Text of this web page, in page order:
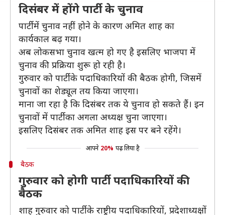
दिसंबर में होंगे पार्टी के चुनाव
पार्टी में चुनाव नहीं होने के कारण अमित शाह का
कार्यकाल बढ़ गया।
अब लोकसभा चुनाव खत्म हो गए है इसलिए भाजपा में
चुनाव की प्रक्रिया शुरू हो रही है।
गुरुवार को पार्टी के पदाधिकारियों की बैठक होगी, जिसमें
चुनावों का शेड्यूल तय किया जाएगा।
माना जा रहा है कि दिसंबर तक ये चुनाव हो सकते हैं। इन
चुनावों में पार्टी का अगला अध्यक्ष चुना जाएगा।
इसलिए दिसंबर तक अमित शाह इस पर बने रहेंगे।
आपने 20% पढ़ लिया है
बैठक
गुरुवार को होगी पार्टी पदाधिकारियों की
बैठक
शाह गुरुवार को पार्टी के राष्ट्रीय पदाधिकारियों, प्रदेशाध्यक्षों